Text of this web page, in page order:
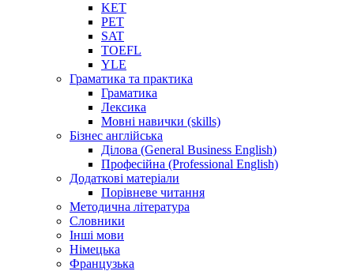
KET
PET
SAT
TOEFL
YLE
Граматика та практика
Граматика
Лексика
Мовні навички (skills)
Бізнес англійська
Ділова (General Business English)
Професійна (Professional English)
Додаткові матеріали
Порівневе читання
Методична література
Словники
Інші мови
Німецька
Французька